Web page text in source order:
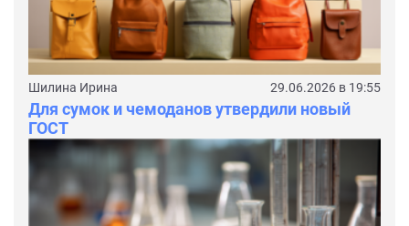
Шилина Ирина 29.06.2026 в 19:55
Для сумок и чемоданов утвердили новый
ГОСТ